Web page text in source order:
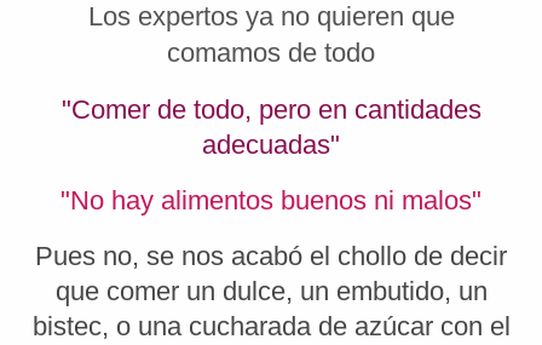
Los expertos ya no quieren que
comamos de todo
"Comer de todo, pero en cantidades
adecuadas"
"No hay alimentos buenos ni malos"
Pues no, se nos acabó el chollo de decir
que comer un dulce, un embutido, un
bistec, o una cucharada de azúcar con el